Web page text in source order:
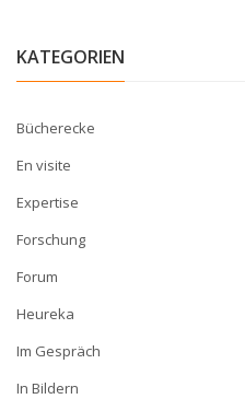
KATEGORIEN
Bücherecke
En visite
Expertise
Forschung
Forum
Heureka
Im Gespräch
In Bildern